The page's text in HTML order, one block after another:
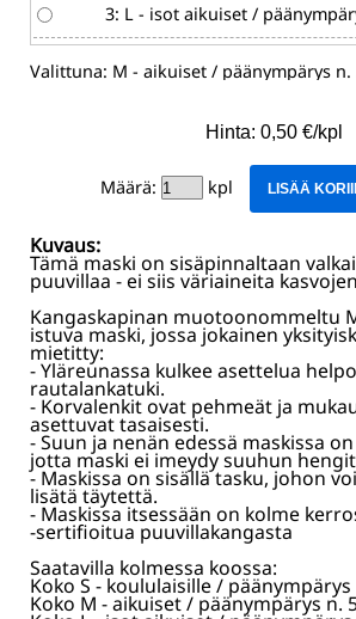
3: L - isot aikuiset /
Valittuna: M - aikuiset / päänympärys n.
Hinta: 0,50 €/kpl
Määrä: kpl LISÄÄ
Kuvaus:
Tämä maski on sisäpinnaltaan
puuvillaa - ei siis väriaineita
Kangaskapinan muotoonommeltu
istuva maski, jossa jokainen
mietitty:
- Yläreunassa kulkee asettelua
rautalankatuki.
- Korvalenkit ovat pehmeät ja
asettuvat tasaisesti.
- Suun ja nenän edessä maskissa
jotta maski ei imeydy suuhun
- Maskissa on sisällä tasku, johon
lisätä täytettä.
- Maskissa itsessään on kolme
-sertifioitua puuvillakangasta
Saatavilla kolmessa koossa:
Koko S - koululaisille / päänympärys
Koko M - aikuiset / päänympärys n.